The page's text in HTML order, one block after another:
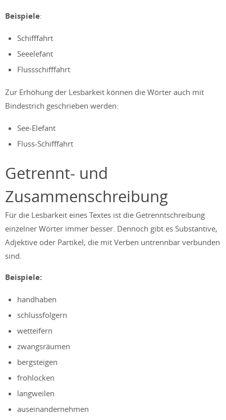
Beispiele:
Schifffahrt
Seeelefant
Flussschifffahrt
Zur Erhöhung der Lesbarkeit können die Wörter auch mit
Bindestrich geschrieben werden:
See-Elefant
Fluss-Schifffahrt
Getrennt- und
Zusammenschreibung
Für die Lesbarkeit eines Textes ist die Getrenntschreibung
einzelner Wörter immer besser. Dennoch gibt es Substantive,
Adjektive oder Partikel, die mit Verben untrennbar verbunden
sind.
Beispiele:
handhaben
schlussfolgern
wetteifern
zwangsräumen
bergsteigen
frohlocken
langweilen
auseinandernehmen